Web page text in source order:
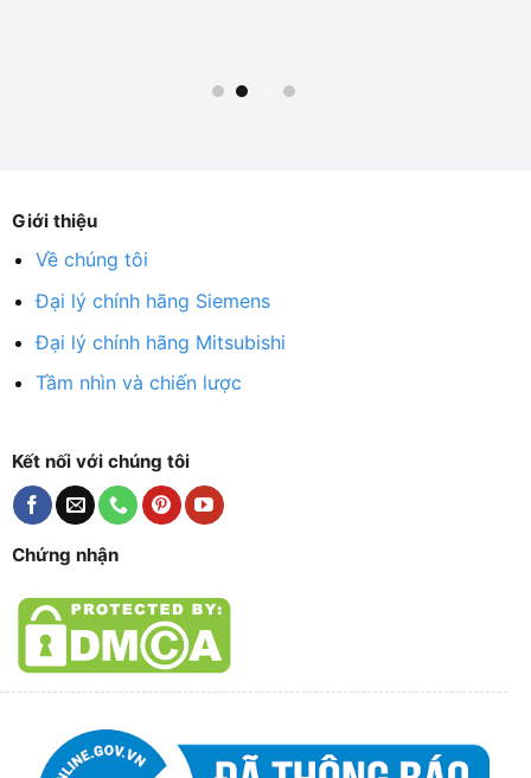
Giới thiệu
Về chúng tôi
Đại lý chính hãng Siemens
Đại lý chính hãng Mitsubishi
Tầm nhìn và chiến lược
Kết nối với chúng tôi
Chứng nhận